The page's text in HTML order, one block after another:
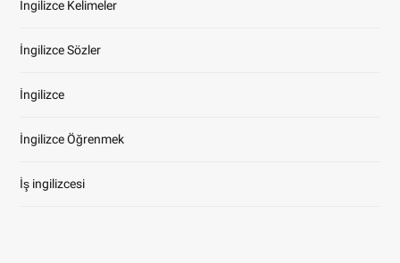
İngilizce Kelimeler
İngilizce Sözler
İngilizce
İngilizce Öğrenmek
İş ingilizcesi